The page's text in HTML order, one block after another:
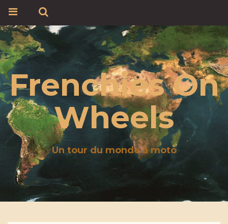
Frenchies On
Wheels
Un tour du monde à moto